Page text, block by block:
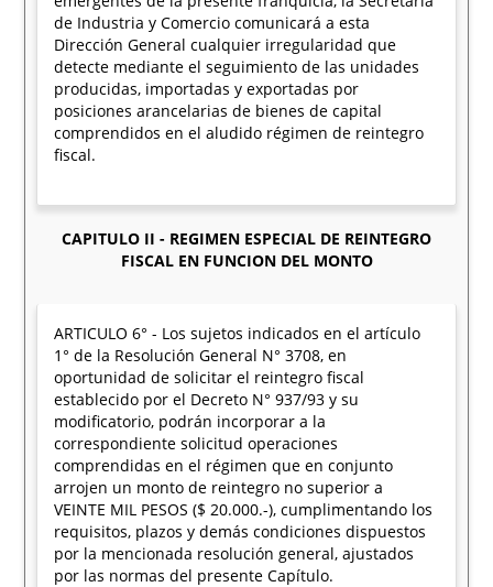
de Industria y Comercio comunicará a esta
Dirección General cualquier irregularidad que
detecte mediante el seguimiento de las unidades
producidas, importadas y exportadas por
posiciones arancelarias de bienes de capital
comprendidos en el aludido régimen de reintegro
fiscal.
CAPITULO II - REGIMEN ESPECIAL DE REINTEGRO
FISCAL EN FUNCION DEL MONTO
ARTICULO 6° - Los sujetos indicados en el artículo
1° de la Resolución General N° 3708, en
oportunidad de solicitar el reintegro fiscal
establecido por el Decreto N° 937/93 y su
modificatorio, podrán incorporar a la
correspondiente solicitud operaciones
comprendidas en el régimen que en conjunto
arrojen un monto de reintegro no superior a
VEINTE MIL PESOS ($ 20.000.-), cumplimentando los
requisitos, plazos y demás condiciones dispuestos
por la mencionada resolución general, ajustados
por las normas del presente Capítulo.